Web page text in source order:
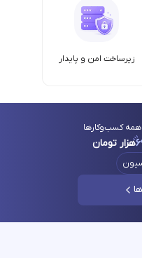
زیرساخت امن‌ و پایدار
کسب‌وکارها
هزار تومان